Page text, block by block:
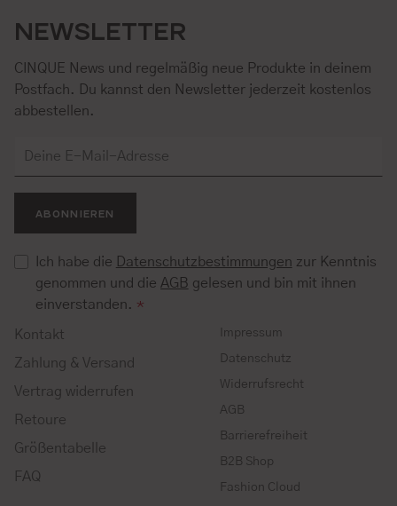
NEWSLETTER
CINQUE News und regelmäßig neue Produkte in deinem
Postfach. Du kannst den Newsletter jederzeit kostenlos
abbestellen.
ABONNIEREN
Ich habe die Datenschutzbestimmungen zur Kenntnis
genommen und die AGB gelesen und bin mit ihnen
einverstanden. *
Kontakt
Zahlung & Versand
Vertrag widerrufen
Retoure
Größentabelle
FAQ
Impressum
Datenschutz
Widerrufsrecht
AGB
Barrierefreiheit
B2B Shop
Fashion Cloud